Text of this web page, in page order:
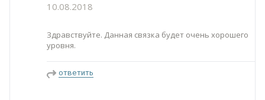
10.08.2018
Здравствуйте. Данная связка будет очень хорошего
уровня.
ответить